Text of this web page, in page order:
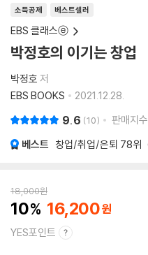
소득공제 베스트셀러
EBS 클래스ⓔ
박정호의 이기는 창업
박정호 저
EBS BOOKS
2021.12.28.
9.6 10 판매지수
베스트 창업/취업/은퇴 78위
18,000원
10 16,200
YES포인트